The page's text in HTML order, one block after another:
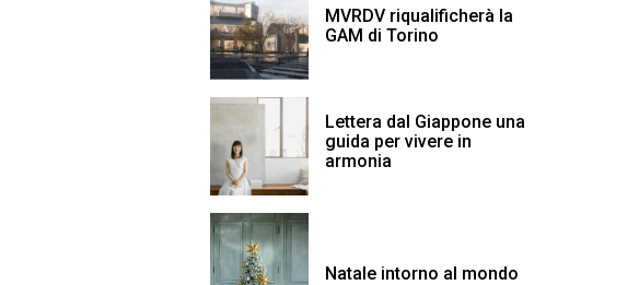
MVRDV riqualificherà la
GAM di Torino
Lettera dal Giappone una
guida per vivere in
armonia
Natale intorno al mondo